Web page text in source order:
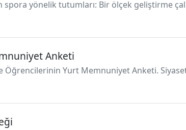
yönelik tutumları: Bir ölçek geliştirme
Anketi
Öğrencilerinin Yurt Memnuniyet Anketi.